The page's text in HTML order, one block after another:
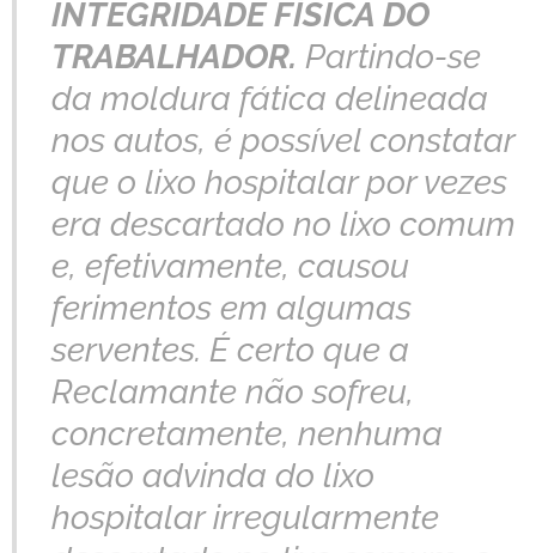
INTEGRIDADE FÍSICA DO
TRABALHADOR. Partindo-se
da moldura fática delineada
nos autos, é possível constatar
que o lixo hospitalar por vezes
era descartado no lixo comum
e, efetivamente, causou
ferimentos em algumas
serventes. É certo que a
Reclamante não sofreu,
concretamente, nenhuma
lesão advinda do lixo
hospitalar irregularmente